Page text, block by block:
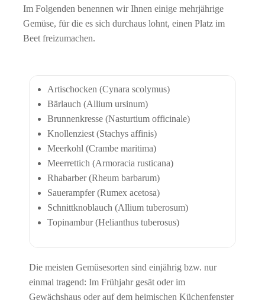
Im Folgenden benennen wir Ihnen einige mehrjährige
Gemüse, für die es sich durchaus lohnt, einen Platz im
Beet freizumachen.
Artischocken (Cynara scolymus)
Bärlauch (Allium ursinum)
Brunnenkresse (Nasturtium officinale)
Knollenziest (Stachys affinis)
Meerkohl (Crambe maritima)
Meerrettich (Armoracia rusticana)
Rhabarber (Rheum barbarum)
Sauerampfer (Rumex acetosa)
Schnittknoblauch (Allium tuberosum)
Topinambur (Helianthus tuberosus)
Die meisten Gemüsesorten sind einjährig bzw. nur
einmal tragend: Im Frühjahr gesät oder im
Gewächshaus oder auf dem heimischen Küchenfenster